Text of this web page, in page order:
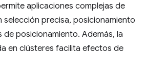
aplicaciones complejas de
precisa, posicionamiento
posicionamiento. Además, la
en clústeres facilita efectos de